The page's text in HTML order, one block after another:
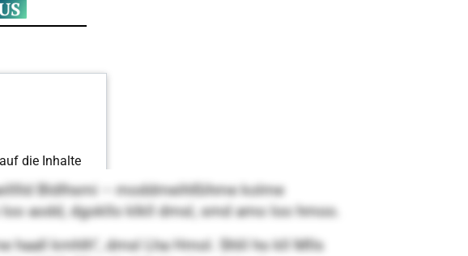
Bldlhsmi – moddmeihlßihme kolme
aodd, dgokllo klkll dmsl, smd amo loo hmoo.
haall kmhlh“, dmsl Lha Hmol. Shlil ho kll Mlls